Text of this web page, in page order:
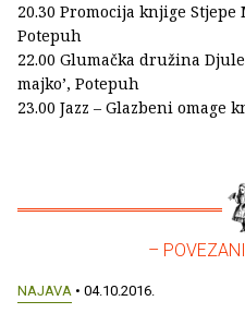
20.30 Promocija knjige
Potepuh
22.00 Glumačka družina
majko’, Potepuh
23.00 Jazz – Glazbeni omage
–
NAJAVA • 04.10.2016.